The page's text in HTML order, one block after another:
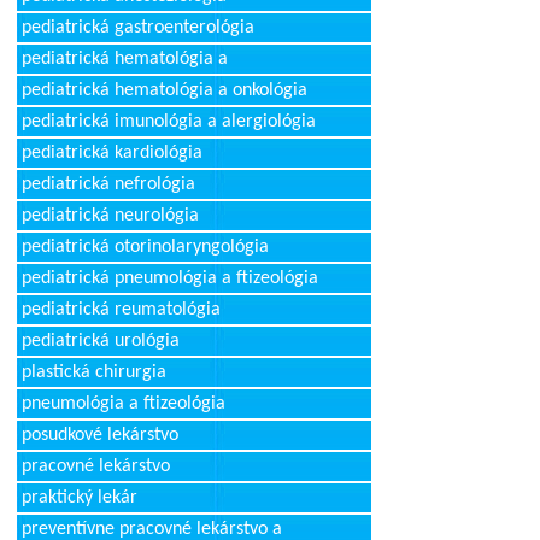
pediatrická gastroenterológia
pediatrická hematológia a
pediatrická hematológia a onkológia
pediatrická imunológia a alergiológia
pediatrická kardiológia
pediatrická nefrológia
pediatrická neurológia
pediatrická otorinolaryngológia
pediatrická pneumológia a ftizeológia
pediatrická reumatológia
pediatrická urológia
plastická chirurgia
pneumológia a ftizeológia
posudkové lekárstvo
pracovné lekárstvo
praktický lekár
preventívne pracovné lekárstvo a